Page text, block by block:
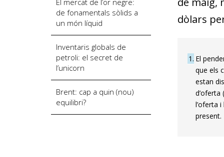
de fonamentals sòlids a
un món líquid
Inventaris globals de
petroli: el secret de
l’unicorn
Brent: cap a quin (nou)
equilibri?
dòlars
1 El
que els
estan
d’oferta
l’oferta
present.